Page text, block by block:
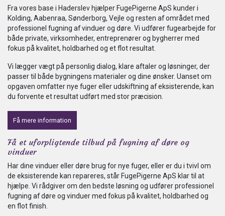
Fra vores base i Haderslev hjælper FugePigerne ApS kunder i
Kolding, Aabenraa, Sønderborg, Vejle og resten af området med
professionel fugning af vinduer og døre. Vi udfører fugearbejde for
både private, virksomheder, entreprenører og bygherrer med
fokus på kvalitet, holdbarhed og et flot resultat.
Vi lægger vægt på personlig dialog, klare aftaler og løsninger, der
passer til både bygningens materialer og dine ønsker. Uanset om
opgaven omfatter nye fuger eller udskiftning af eksisterende, kan
du forvente et resultat udført med stor præcision.
Få mere information
Få et uforpligtende tilbud på fugning af døre og
vinduer
Har dine vinduer eller døre brug for nye fuger, eller er du i tvivl om
de eksisterende kan repareres, står FugePigerne ApS klar til at
hjælpe. Vi rådgiver om den bedste løsning og udfører professionel
fugning af døre og vinduer med fokus på kvalitet, holdbarhed og
en flot finish.